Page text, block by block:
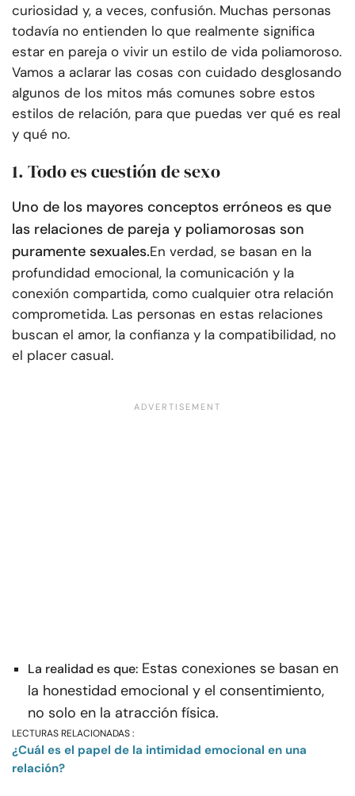
curiosidad y, a veces, confusión. Muchas personas
todavía no entienden lo que realmente significa
estar en pareja o vivir un estilo de vida poliamoroso.
Vamos a aclarar las cosas con cuidado desglosando
algunos de los mitos más comunes sobre estos
estilos de relación, para que puedas ver qué es real
y qué no.
1. Todo es cuestión de sexo
Uno de los mayores conceptos erróneos es que
las relaciones de pareja y poliamorosas son
puramente sexuales.En verdad, se basan en la
profundidad emocional, la comunicación y la
conexión compartida, como cualquier otra relación
comprometida. Las personas en estas relaciones
buscan el amor, la confianza y la compatibilidad, no
el placer casual.
La realidad es que: Estas conexiones se basan en
la honestidad emocional y el consentimiento,
no solo en la atracción física.
LECTURAS RELACIONADAS :
¿Cuál es el papel de la intimidad emocional en una
relación?